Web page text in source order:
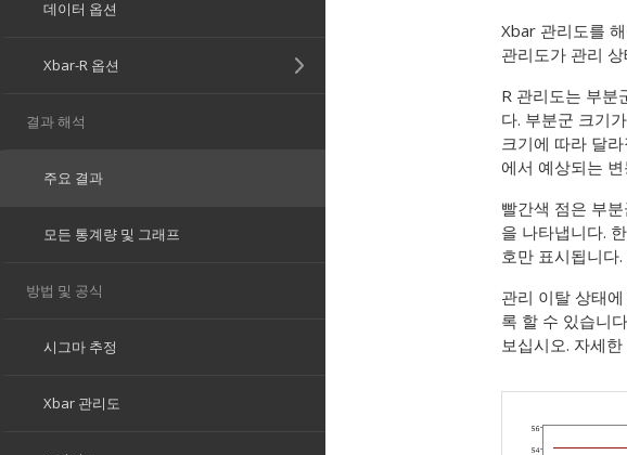
Xbar 관리도를
관리도가 관리
R 관리도는 부분
다. 부분군 크기
크기에 따라 달
에서 예상되는
빨간색 점은 부
을 나타냅니다.
호만 표시됩니다
관리 이탈 상태
록 할 수 있습니
보십시오. 자세